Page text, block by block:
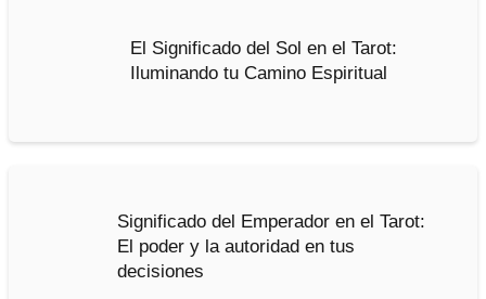
El Significado del Sol en el Tarot:
Iluminando tu Camino Espiritual
Significado del Emperador en el Tarot:
El poder y la autoridad en tus
decisiones